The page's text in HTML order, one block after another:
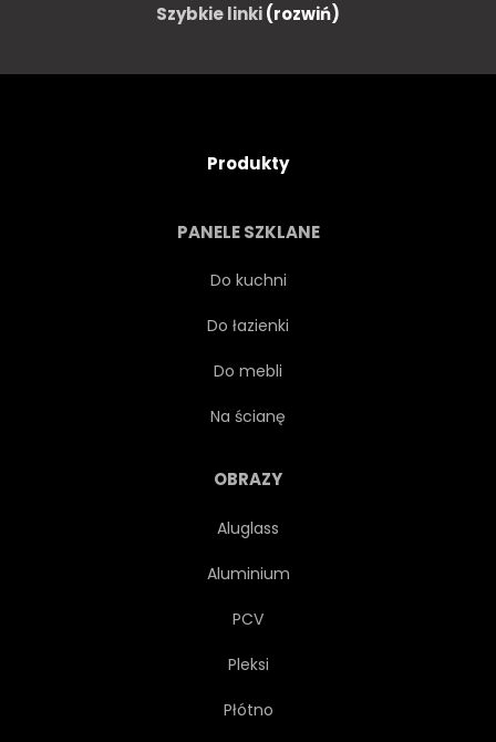
Szybkie linki(rozwiń)
Produkty
PANELE SZKLANE
Do kuchni
Do łazienki
Do mebli
Na ścianę
OBRAZY
Aluglass
Aluminium
PCV
Pleksi
Płótno